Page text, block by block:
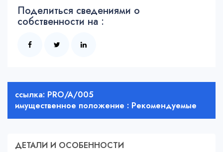
Поделиться сведениями о
собственности на :
ссылка: PRO/A/005
имущественное положение : Рекомендуемые
ДЕТАЛИ И ОСОБЕННОСТИ